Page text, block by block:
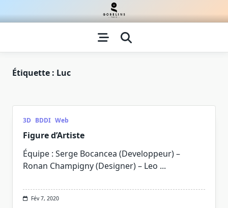
to
Étiquette : Luc
3D BDDI Web
Figure d’Artiste
Équipe : Serge Bocancea (Developpeur) –
Ronan Champigny (Designer) – Leo ...
Fév 7, 2020